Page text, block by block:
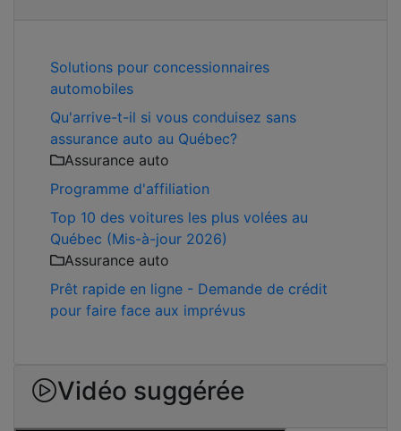
Solutions pour concessionnaires
automobiles
Qu'arrive-t-il si vous conduisez sans
assurance auto au Québec?
Assurance auto
Programme d'affiliation
Top 10 des voitures les plus volées au
Québec (Mis-à-jour 2026)
Assurance auto
Prêt rapide en ligne - Demande de crédit
pour faire face aux imprévus
Vidéo suggérée